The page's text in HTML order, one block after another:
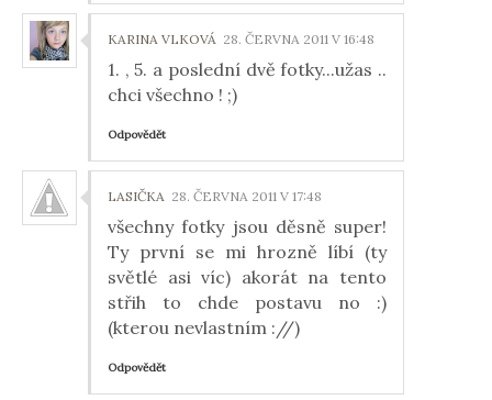
KARINA VLKOVÁ 28. ČERVNA 2011 V 16:48
1. , 5. a poslední dvě fotky...užas ..
chci všechno ! ;)
Odpovědět
LASIČKA 28. ČERVNA 2011 V 17:48
všechny fotky jsou děsně super!
Ty první se mi hrozně líbí (ty
světlé asi víc) akorát na tento
střih to chde postavu no :)
(kterou nevlastním ://)
Odpovědět